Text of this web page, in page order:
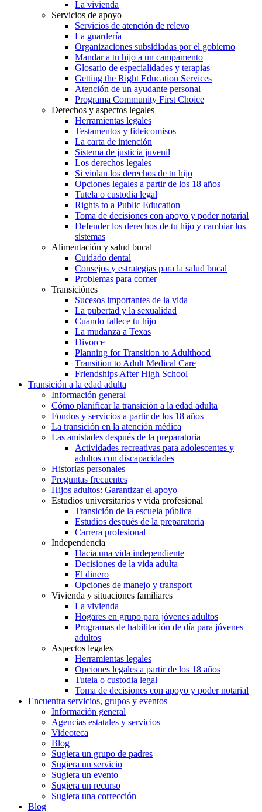
La vivienda
Servicios de apoyo
Servicios de atención de relevo
La guardería
Organizaciones subsidiadas por el gobierno
Mandar a tu hijo a un campamento
Glosario de especialidades y terapias
Getting the Right Education Services
Atención de un ayudante personal
Programa Community First Choice
Derechos y aspectos legales
Herramientas legales
Testamentos y fideicomisos
La carta de intención
Sistema de justicia juvenil
Los derechos legales
Si violan los derechos de tu hijo
Opciones legales a partir de los 18 años
Tutela o custodia legal
Rights to a Public Education
Toma de decisiones con apoyo y poder notarial
Defender los derechos de tu hijo y cambiar los
sistemas
Alimentación y salud bucal
Cuidado dental
Consejos y estrategias para la salud bucal
Problemas para comer
Transiciónes
Sucesos importantes de la vida
La pubertad y la sexualidad
Cuando fallece tu hijo
La mudanza a Texas
Divorce
Planning for Transition to Adulthood
Transition to Adult Medical Care
Friendships After High School
Transición a la edad adulta
Información general
Cómo planificar la transición a la edad adulta
Fondos y servicios a partir de los 18 años
La transición en la atención médica
Las amistades después de la preparatoria
Actividades recreativas para adolescentes y
adultos con discapacidades
Historias personales
Preguntas frecuentes
Hijos adultos: Garantizar el apoyo
Estudios universitarios y vida profesional
Transición de la escuela pública
Estudios después de la preparatoria
Carrera profesional
Independencia
Hacia una vida independiente
Decisiones de la vida adulta
El dinero
Opciones de manejo y transport
Vivienda y situaciones familiares
La vivienda
Hogares en grupo para jóvenes adultos
Programas de habilitación de día para jóvenes
adultos
Aspectos legales
Herramientas legales
Opciones legales a partir de los 18 años
Tutela o custodia legal
Toma de decisiones con apoyo y poder notarial
Encuentra servicios, grupos y eventos
Información general
Agencias estatales y servicios
Videoteca
Blog
Sugiera un grupo de padres
Sugiera un servicio
Sugiera un evento
Sugiera un recurso
Sugiera una corrección
Blog